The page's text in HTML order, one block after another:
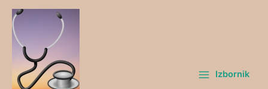
Skip
content
Izbornik